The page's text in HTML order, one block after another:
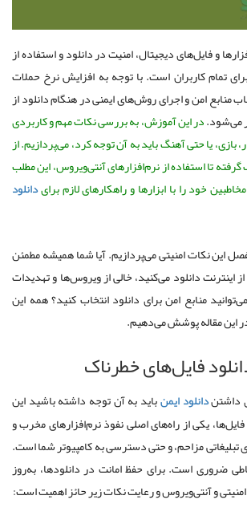
و فایل‌های دیجیتال، امنیت در دانلود و استفاده از
تمام کاربران است. با توجه به افزایش نرخ حملات
منابع امن و اجرای روش‌های ایمنی در هنگام دانلود از
می‌شود.در این آموزش، به بررسی نکات مهم و کاربردی
بازی، یا حتی آهنگ باید به آن توجه کرد، می‌پردازیم. از
تا استفاده از نرم‌افزارهای آنتی‌ویروس، این مطلب
خود را با ابزارها و راهکارهای لازم برایدانلود
این نکات امنیتی می‌پردازیم. آیا شما همیشه مطمئن
اینترنت دانلود می‌کنید، خالی از ویروس‌ها و تهدیدات
منابع امن برای دانلود انتخاب کنید؟ همه این
این مقاله پوشش می‌دهیم.
فایل‌های خطرناک
داشتندانلود ایمنباید به آن توجه داشته باشید این
یکی از راه‌های اصلی نفوذ نرم‌افزارهای مخرب و
تبلیغاتی مزاحم، و حتی دسترسی به کامپیوتر شما است.
ضروری است. برای حفظ امانت در دانلودها، به‌روز
و آنتی‌ویروس و رعایت نکات زیر حائز اهمیت است: